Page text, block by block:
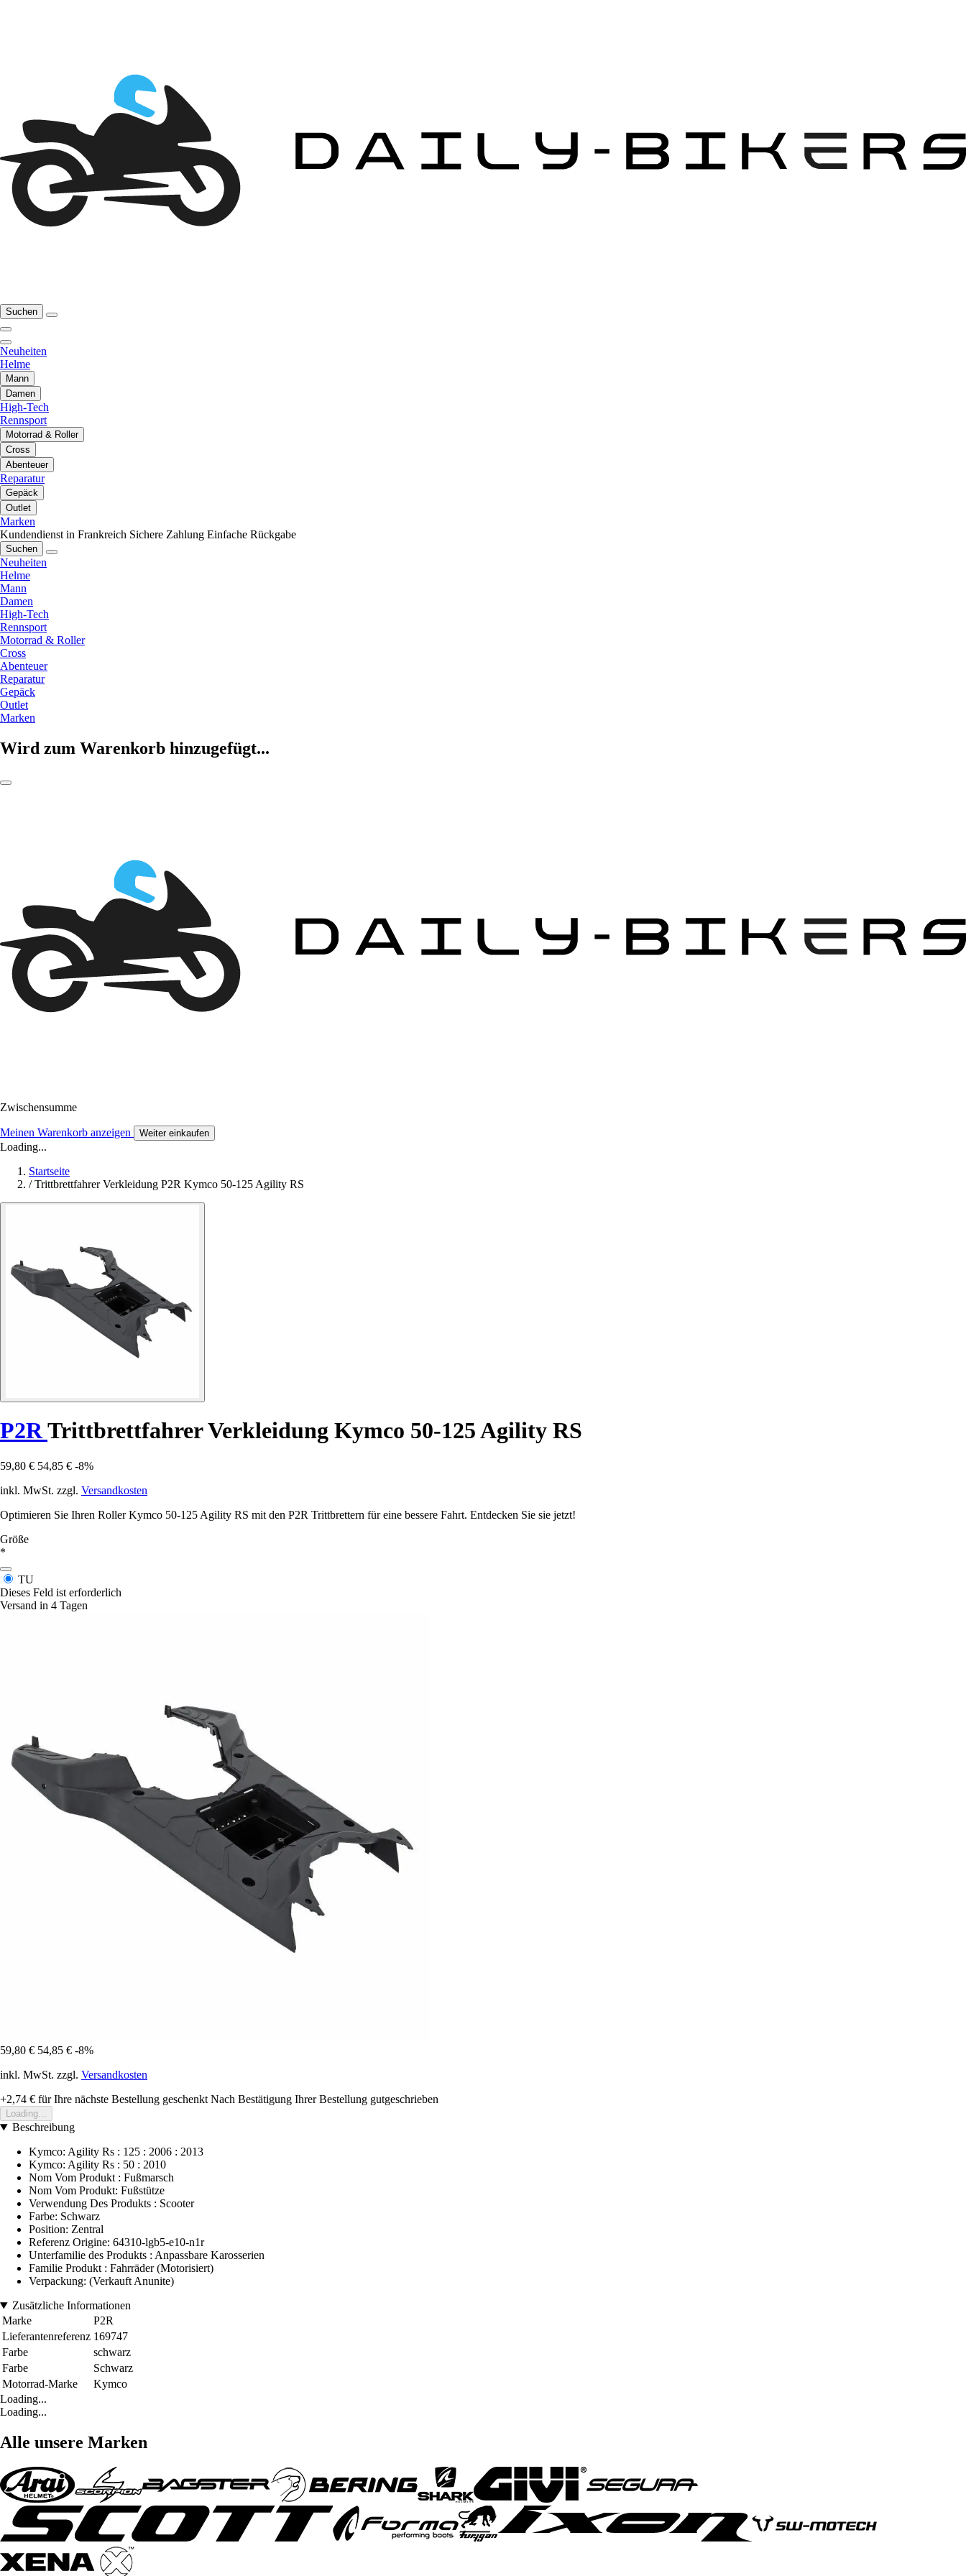
Suchen
Neuheiten
Helme
Mann
Damen
High-Tech
Rennsport
Motorrad & Roller
Cross
Abenteuer
Reparatur
Gepäck
Outlet
Marken
Kundendienst in Frankreich Sichere Zahlung Einfache Rückgabe
Suchen
Neuheiten
Helme
Mann
Damen
High-Tech
Rennsport
Motorrad & Roller
Cross
Abenteuer
Reparatur
Gepäck
Outlet
Marken
Wird zum Warenkorb hinzugefügt...
Zwischensumme
Meinen Warenkorb anzeigen Weiter einkaufen
Loading...
Startseite
/ Trittbrettfahrer Verkleidung P2R Kymco 50-125 Agility RS
P2RTrittbrettfahrer Verkleidung Kymco 50-125 Agility RS
59,80 € 54,85 € -8%
inkl. MwSt. zzgl. Versandkosten
Optimieren Sie Ihren Roller Kymco 50-125 Agility RS mit den P2R Trittbrettern für eine bessere Fahrt. Entdecken Sie sie jetzt!
Größe
*
TU
Dieses Feld ist erforderlich
Versand in 4 Tagen
59,80 € 54,85 € -8%
inkl. MwSt. zzgl. Versandkosten
+2,74 € für Ihre nächste Bestellung geschenkt Nach Bestätigung Ihrer Bestellung gutgeschrieben
Loading...
Beschreibung
Kymco: Agility Rs : 125 : 2006 : 2013
Kymco: Agility Rs : 50 : 2010
Nom Vom Produkt : Fußmarsch
Nom Vom Produkt: Fußstütze
Verwendung Des Produkts : Scooter
Farbe: Schwarz
Position: Zentral
Referenz Origine: 64310-lgb5-e10-n1r
Unterfamilie des Produkts : Anpassbare Karosserien
Familie Produkt : Fahrräder (Motorisiert)
Verpackung: (Verkauft Anunite)
Zusätzliche Informationen
Marke
P2R
Lieferantenreferenz 169747
Farbe
schwarz
Farbe
Schwarz
Motorrad-Marke
Kymco
Loading...
Loading...
Alle unsere Marken